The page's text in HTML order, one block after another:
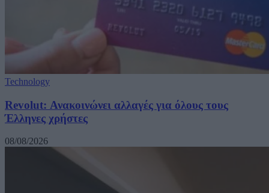
Technology
Revolut: Ανακοινώνει αλλαγές για όλους τους
Έλληνες χρήστες
08/08/2026